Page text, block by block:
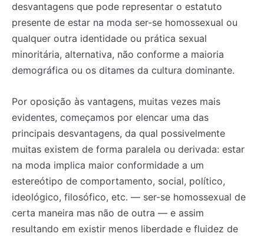
desvantagens que pode representar o estatuto
presente de estar na moda ser-se homossexual ou
qualquer outra identidade ou prática sexual
minoritária, alternativa, não conforme a maioria
demográfica ou os ditames da cultura dominante.
Por oposição às vantagens, muitas vezes mais
evidentes, começamos por elencar uma das
principais desvantagens, da qual possivelmente
muitas existem de forma paralela ou derivada: estar
na moda implica maior conformidade a um
estereótipo de comportamento, social, político,
ideológico, filosófico, etc. — ser-se homossexual de
certa maneira mas não de outra — e assim
resultando em existir menos liberdade e fluidez de